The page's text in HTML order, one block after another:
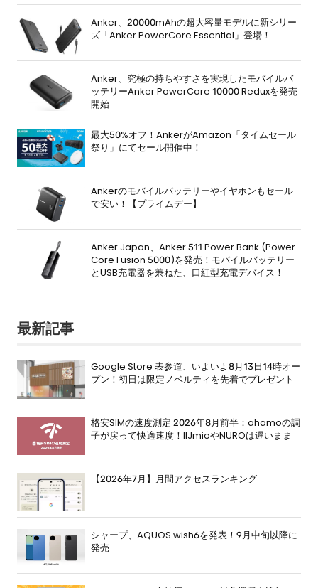
Anker、20000mAhの超大容量モデルに新シリー
ズ「Anker PowerCore Essential」登場！
Anker、究極の持ちやすさを実現したモバイルバ
ッテリーAnker PowerCore 10000 Reduxを発売
開始
最大50%オフ！AnkerがAmazon「タイムセール
祭り」にてセール開催中！
Ankerのモバイルバッテリーやイヤホンもセール
で安い！【プライムデー】
Anker Japan、Anker 511 Power Bank (Power
Core Fusion 5000)を発売！モバイルバッテリー
とUSB充電器を兼ねた、口紅型充電デバイス！
最新記事
Google Store 表参道、いよいよ8月13日14時オー
プン！初日は限定ノベルティを先着でプレゼント
格安SIMの速度測定 2026年8月前半：ahamoの調
子が戻って快適速度！IIJmioやNUROは遅いまま
【2026年7月】月間アクセスランキング
シャープ、AQUOS wish6を発表！9月中旬以降に
発売